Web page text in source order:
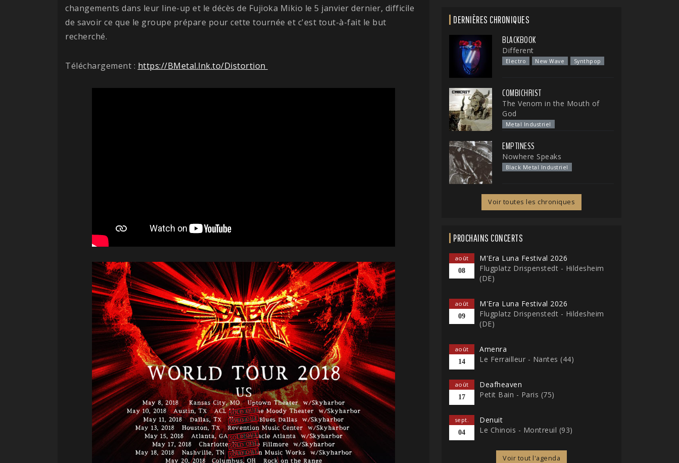
changements dans leur line-up et le décès de Fujioka Mikio le 5 janvier dernier, difficile
de savoir ce que le groupe prépare pour cette tournée et c'est tout-à-fait le but
recherché.
Téléchargement : https://BMetal.lnk.to/Distortion
DERNIÈRES CHRONIQUES
BLACKBOOK
Different
Electro New Wave Synthpop
COMBICHRIST
The Venom in the Mouth of
God
Metal Industriel
EMPTINESS
Nowhere Speaks
Black Metal Industriel
Voir toutes les chroniques
PROCHAINS CONCERTS
août
08
M'Era Luna Festival 2026
Flugplatz Drispenstedt - Hildesheim
(DE)
août
09
M'Era Luna Festival 2026
Flugplatz Drispenstedt - Hildesheim
(DE)
août
14
Amenra
Le Ferrailleur - Nantes (44)
août
17
Deafheaven
Petit Bain - Paris (75)
sept.
04
Denuit
Le Chinois - Montreuil (93)
Voir tout l'agenda